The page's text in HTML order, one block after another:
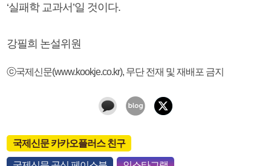
‘실패학 교과서’일 것이다.
강필희 논설위원
ⓒ국제신문(www.kookje.co.kr), 무단 전재 및 재배포 금지
국제신문 카카오플러스 친구